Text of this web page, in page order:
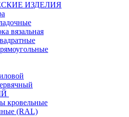
ИЗДЕЛИЯ
вязальная
кровельные
(RAL)